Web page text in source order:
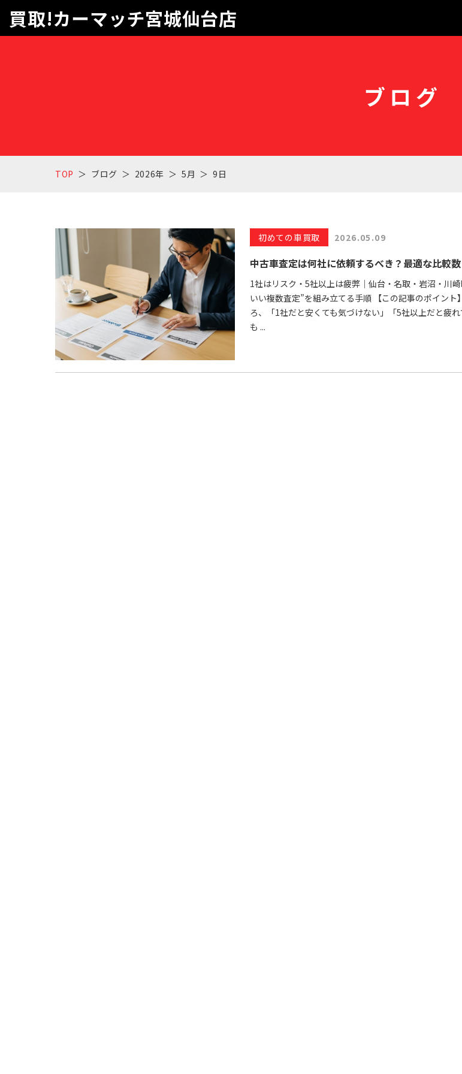
買取!カーマッチ宮城仙台店
ブログ
TOP ブログ 2026年 5月 9日
初めての車買取 2026.05.09
中古車査定は何社に依頼するべき？最適な比較
1社はリスク・5社以上は疲弊｜仙台・名取・岩沼・川
いい複数査定”を組み立てる手順 【この記事のポイント
ろ、「1社だと安くても気づけない」「5社以上だと疲
も ...